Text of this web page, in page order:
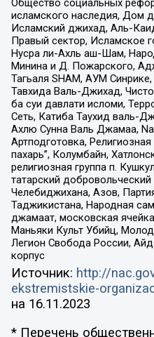
Общество социальных
исламского наследия, Дом
Исламский джихад, Аль-
Правый сектор, Исламское
Нусра ли-Ахль аш-Шам,
Минина и Д. Пожарского,
Тагьаля SHAM, АУМ
Тавхида Валь-Джихад,
ба суи давлати исломи,
Сеть, Катиба Таухид валь-
Ахлю Сунна Валь Джамаа,
Артподготовка,
пахарь”, Колумбайн,
религиозная группа п.
татарский
Челебиджихана, Азов,
Таджикистана, Народная
джамаат, московская
Маньяки Культ Убийц,
Легион Свобода России,
корпус
Источник: http://
ekstremistskie-
на 16.11.2023
* Перечень